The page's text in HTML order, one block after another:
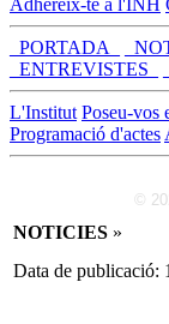
Adhereix-te a l'INH
_PORTADA_
_ENTREVISTES_
L'Institut Poseu-vos
Programació d'actes
©
NOTICIES »
Data de publicació: